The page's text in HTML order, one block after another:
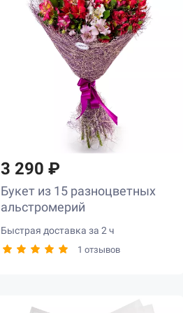
3 290 ₽
Букет из 15 разноцветных
альстромерий
Быстрая доставка за 2 ч
1 отзывов